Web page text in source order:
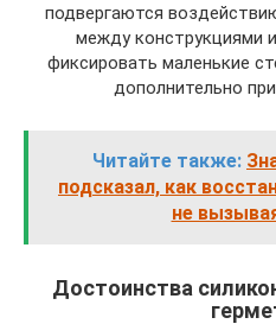
подвергаются
между конструкциями
фиксировать маленькие
дополнительно
Читайте также:
подсказал, как
не
Достоинства